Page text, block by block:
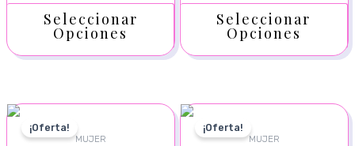
Seleccionar
Opciones
Seleccionar
Opciones
¡Oferta!
MUJER
¡Oferta!
MUJER